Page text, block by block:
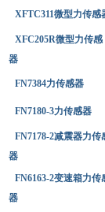
XFTC311微型力传感
XFC205R微型力传感
器
FN7384力传感器
FN7180-3力传感器
FN7178-2减震器力传
器
FN6163-2变速箱力传
器